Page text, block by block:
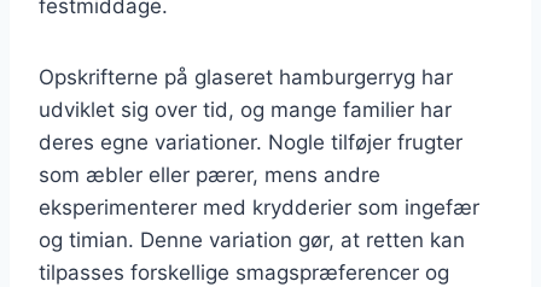
festmiddage.
Opskrifterne på glaseret hamburgerryg har
udviklet sig over tid, og mange familier har
deres egne variationer. Nogle tilføjer frugter
som æbler eller pærer, mens andre
eksperimenterer med krydderier som ingefær
og timian. Denne variation gør, at retten kan
tilpasses forskellige smagspræferencer og